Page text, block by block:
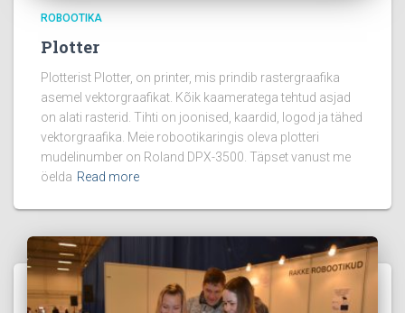
ROBOOTIKA
Plotter
Plotterist Plotter, on printer, mis prindib rastergraafika
asemel vektorgraafikat. Kõik kaameratega tehtud asjad
on alati rasterid. Tihti on joonised, kaardid, logod ja tähed
vektorgraafika. Meie robootikaringis oleva plotteri
mudelinumber on Roland DPX-3500. Täpset vanust me
öelda Read more